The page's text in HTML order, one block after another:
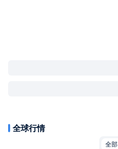
全球行情
全部